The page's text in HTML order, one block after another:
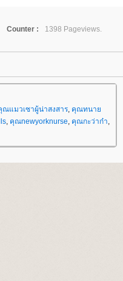
Counter :
1398 Pageviews.
ณแมวเซาผู้น่าสงสาร, คุณทนา
, คุณnewyorknurse, คุณกะว่าก๋า,